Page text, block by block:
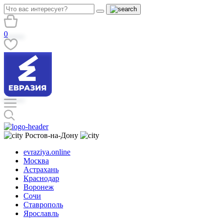
0
Ростов-на-Дону
evraziya.online
Москва
Астрахань
Краснодар
Воронеж
Сочи
Ставрополь
Ярославль